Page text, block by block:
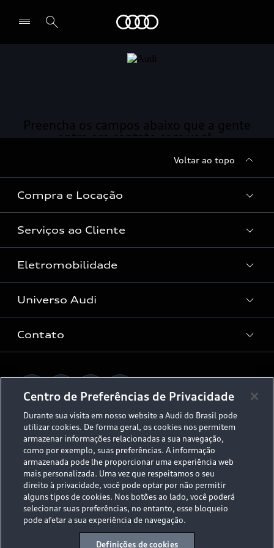
Voltar ao topo
Compra e Locação
Condições Audi
Vendas Corporativas
Audi Approved :plus
Serviços ao Cliente
Manutenção e Reparos
Serviços de Proteção
Rede de Concessionária
Eletromobilidade
Universo da mobilidade elétrica
Dúvidas de eletrificação
App e-tron
Planejamento de recarga
Universo Audi
Audi no Brasil
Audi Driving Experience
ESG
Tecnologias Audi
Audi exclusive
Audi Collection
Contato
Fale Conosco
Trabalhe Conosco
Canais de Denúncia
Programa de compliance
© 2026 AUDI AG. All Rights Reserved.
Políticas de Privacidade
Código de Conduta
Aviso Legal
Proteção de Dados - LGPD
Sala de Imprensa
Centro de Preferências de Privacidade
Durante sua visita em nosso website a Audi do Brasil pode
utilizar cookies. De forma geral, os cookies nos permitem
armazenar informações relacionadas a sua navegação,
como por exemplo, suas preferências. A informação
armazenada pode lhe proporcionar uma experiência web
mais personalizada. Uma vez que respeitamos o seu
direito à privacidade, você pode optar por não permitir
alguns tipos de cookies. Nos botões ao lado, você poderá
selecionar suas preferências, no entanto, esse bloqueio
pode afetar a sua experiência de navegação.
Definições de cookies